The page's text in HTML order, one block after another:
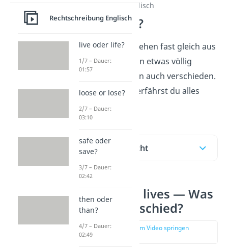
Rechtschreibung Englisch
live oder life?
,liveundlives
sehen fast gleich aus
— aber sie bedeuten etwas völlig
anderes und klingen auch verschieden.
Hierund imVideo
erfährst du alles
Wichtige!
Inhaltsübersicht
Life, live und lives — Was
ist der Unterschied?
zur Stelle im Video springen
Rechtschreibung Englisch
live oder life?
1/7 – Dauer:
01:57
loose or lose?
2/7 – Dauer:
03:10
safe oder
save?
3/7 – Dauer:
02:42
then oder
than?
4/7 – Dauer:
02:49